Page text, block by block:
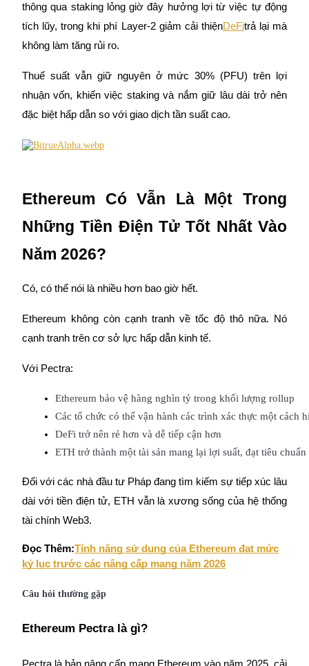
USDT New User Exclusive 10% APR
USDT Flexible Staking | Daily Rewards
Nhận giải thưởng và phần thưởng độc quyền
Trung tâm phần thưởng
Đăng nhậpĐăng ký
Đăng nhập Đăng ký
Bitrue
thông qua staking lỏng giờ đây hưởng lợi từ việc tự động
tích lũy, trong khi phí Layer-2 giảm cải thiệnDeFitrả lại mà
không làm tăng rủi ro.
Thuế suất vẫn giữ nguyên ở mức 30% (PFU) trên lợi
nhuận vốn, khiến việc staking và nắm giữ lâu dài trở nên
đặc biệt hấp dẫn so với giao dịch tần suất cao.
Ethereum Có Vẫn Là Một Trong
Những Tiền Điện Tử Tốt Nhất Vào
Năm 2026?
Có, có thể nói là nhiều hơn bao giờ hết.
Ethereum không còn cạnh tranh về tốc độ thô nữa. Nó
cạnh tranh trên cơ sở lực hấp dẫn kinh tế.
Với Pectra:
Ethereum bảo vệ hàng nghìn tỷ trong khối lượng rollup
Các tổ chức có thể vận hành các trình xác thực một cách
DeFi trở nên rẻ hơn và dễ tiếp cận hơn
ETH trở thành một tài sản mang lại lợi suất, đạt tiêu chuẩn
Đối với các nhà đầu tư Pháp đang tìm kiếm sự tiếp xúc lâu
dài với tiền điện tử, ETH vẫn là xương sống của hệ thống
tài chính Web3.
Đọc Thêm:Tính năng sử dụng của Ethereum đạt mức
kỷ lục trước các nâng cấp mạng năm 2026
Câu hỏi thường gặp
Ethereum Pectra là gì?
Pectra là bản nâng cấp mạng Ethereum vào năm 2025, cải